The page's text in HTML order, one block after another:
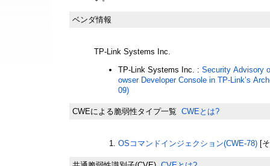
ベンダ情報
TP-Link Systems Inc.
TP-Link Systems Inc. : Security Advisory
owser Developer Console in TP-Link’s
09)
CWEによる脆弱性タイプ一覧 CWEとは?
OSコマンドインジェクション(CWE-78) [